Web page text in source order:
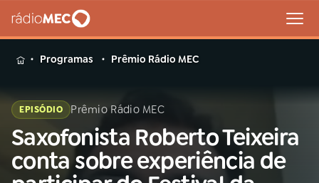
MENU
Buscar
na
Rádio
Buscar
Programas Prêmio Rádio MEC
EPISÓDIO Prêmio Rádio MEC
Saxofonista Roberto Teixeira
conta sobre experiência de